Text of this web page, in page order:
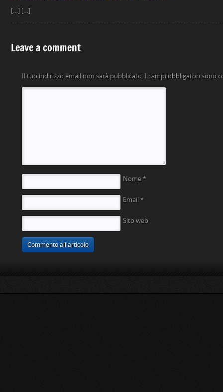
[…] […]
Leave a comment
Il tuo indirizzo email non sarà pubblicato. I campi obbligatori sono
Nome *
Email *
Sito web